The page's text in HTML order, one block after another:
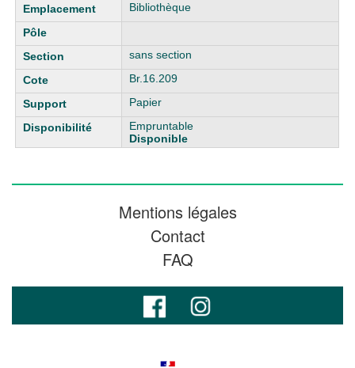
Bibliothèque
sans section
Br.16.209
Papier
Empruntable
Disponible
Mentions légales
Contact
FAQ